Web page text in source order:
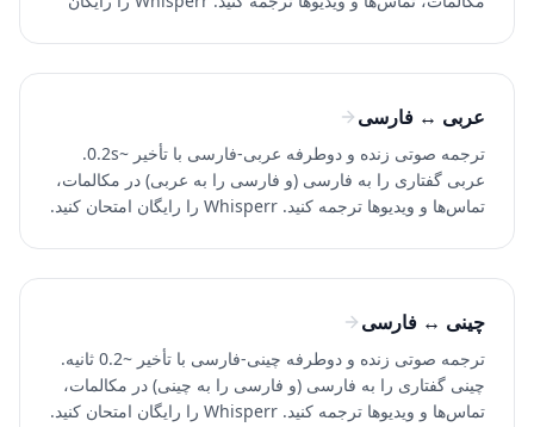
عربی ↔ فارسی
ترجمه صوتی زنده و دوطرفه عربی-فارسی با تأخیر ~0.2s.
عربی گفتاری را به فارسی (و فارسی را به عربی) در مکالمات،
تماس‌ها و ویدیوها ترجمه کنید. Whisperr را رایگان امتحان کنید.
چینی ↔ فارسی
ترجمه صوتی زنده و دوطرفه چینی-فارسی با تأخیر ~0.2 ثانیه.
چینی گفتاری را به فارسی (و فارسی را به چینی) در مکالمات،
تماس‌ها و ویدیوها ترجمه کنید. Whisperr را رایگان امتحان کنید.